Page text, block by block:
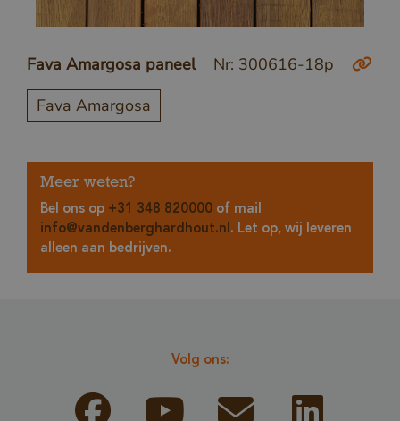
Fava Amargosa paneel
Nr: 300616-18p
Fava Amargosa
Meer weten?
Bel ons op +31 348 820000 of mail
info@vandenberghardhout.nl. Let op, wij leveren
alleen aan bedrijven.
Volg ons: